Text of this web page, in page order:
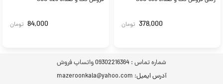
378,000 تومان 84,000 تومان
شماره تماس : 09302216364 واتساپ فروش
آدرس ایمیل: mazeroonkala@yahoo.com